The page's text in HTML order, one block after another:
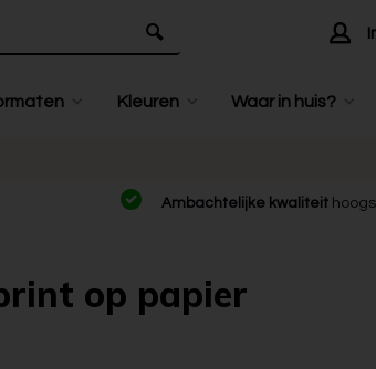
Kleuren Waar in huis?
Ambachtelijke kwaliteit
op papier